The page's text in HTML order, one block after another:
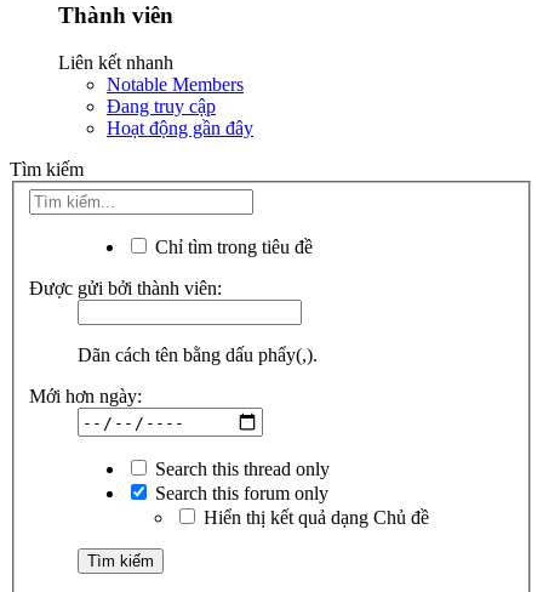
Thành viên
Liên kết nhanh
Notable Members
Đang truy cập
Hoạt động gần đây
Tìm kiếm
Chỉ tìm trong tiêu đề
Được gửi bởi thành viên:
Dãn cách tên bằng dấu phẩy(,).
Mới hơn ngày:
Search this thread only
Search this forum only
Hiển thị kết quả dạng Chủ đề